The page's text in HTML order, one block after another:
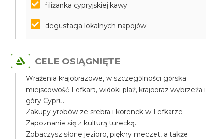
filiżanka cypryjskiej kawy
degustacja lokalnych napojów
CELE OSIĄGNIĘTE
Wrażenia krajobrazowe, w szczególności górska
miejscowość Lefkara, widoki plaż, krajobraz wybrzeża i
góry Cypru.
Zakupy yrobów ze srebra i korenek w Lefkarze
Zapoznanie się z kulturą turecką.
Zobaczysz słone jezioro, piękny meczet, a także